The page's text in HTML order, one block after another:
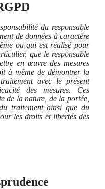
du responsable
de données à caractère
ou qui est réalisé pour
que le responsable
en œuvre des mesures
à même de démontrer la
avec le présent
des mesures. Ces
de la nature, de la portée,
traitement ainsi que du
les droits et libertés des